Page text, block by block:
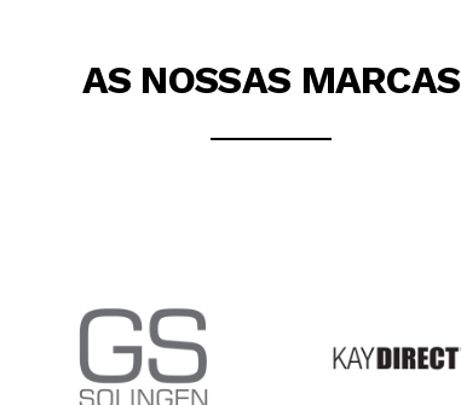
AS NOSSAS MARCAS